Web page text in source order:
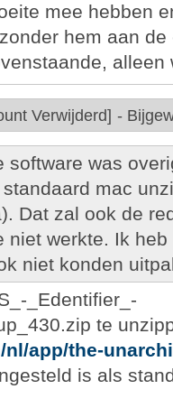
mee hebben
hem aan
alleen
Verwijderd] -
software was
mac
Dat zal ook de
niet werkte. Ik
niet konden
_Edentifier_-
te
app/the-
is als